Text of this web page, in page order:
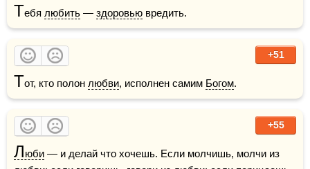
Тебя любить — здоровью вредить.
+51
Тот, кто полон любви, исполнен самим Богом.
+55
Люби — и делай что хочешь. Если молчишь, молчи из